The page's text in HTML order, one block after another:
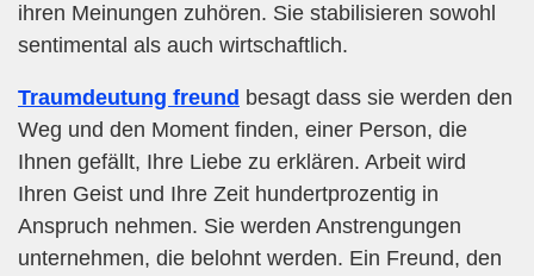
ihren Meinungen zuhören. Sie stabilisieren sowohl
sentimental als auch wirtschaftlich.
Traumdeutung freund besagt dass sie werden den
Weg und den Moment finden, einer Person, die
Ihnen gefällt, Ihre Liebe zu erklären. Arbeit wird
Ihren Geist und Ihre Zeit hundertprozentig in
Anspruch nehmen. Sie werden Anstrengungen
unternehmen, die belohnt werden. Ein Freund, den